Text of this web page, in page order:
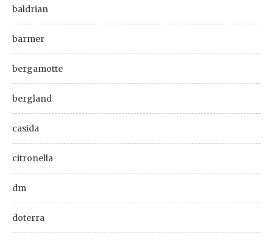
baldrian
barmer
bergamotte
bergland
casida
citronella
dm
doterra